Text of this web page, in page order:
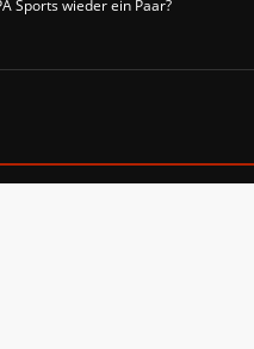
Sports wieder ein Paar?